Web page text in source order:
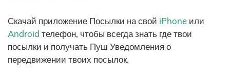
Скачай приложение Посылки на свой iPhone или
Android телефон, чтобы всегда знать где твои
посылки и получать Пуш Уведомления о
передвижении твоих посылок.